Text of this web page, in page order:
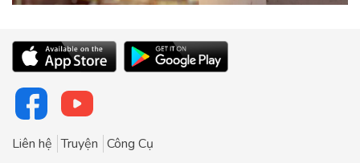
Liên hệ Truyện Công Cụ